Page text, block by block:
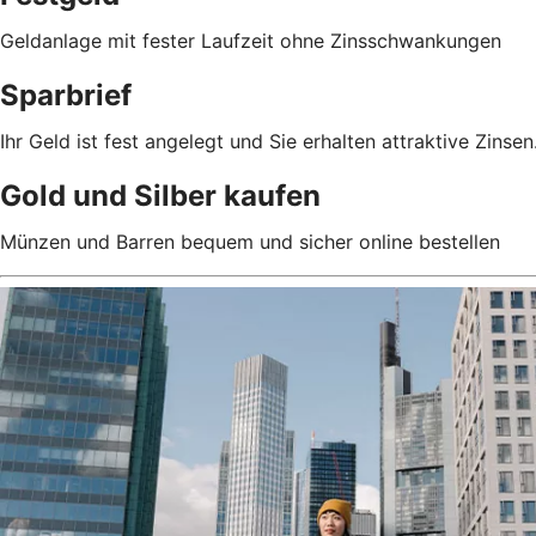
Geldanlage mit fester Laufzeit ohne Zinsschwankungen
Sparbrief
Ihr Geld ist fest angelegt und Sie erhalten attraktive
Gold und Silber kaufen
Münzen und Barren bequem und sicher online bestellen